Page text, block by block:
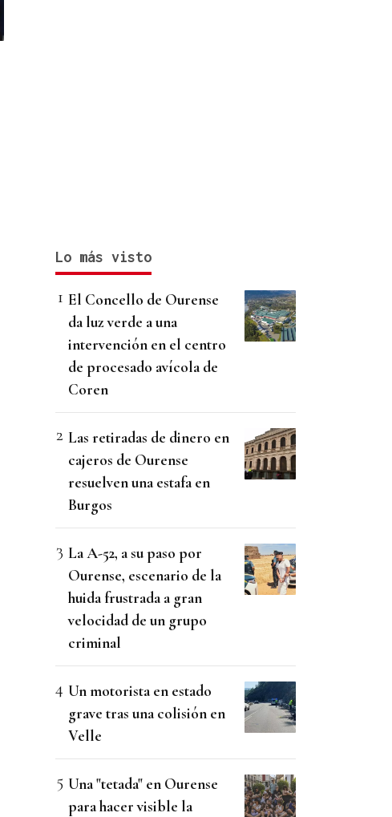
Lo más visto
El Concello de Ourense
da luz verde a una
intervención en el centro
de procesado avícola de
Coren
Las retiradas de dinero en
cajeros de Ourense
resuelven una estafa en
Burgos
La A-52, a su paso por
Ourense, escenario de la
huida frustrada a gran
velocidad de un grupo
criminal
Un motorista en estado
grave tras una colisión en
Velle
Una "tetada" en Ourense
para hacer visible la